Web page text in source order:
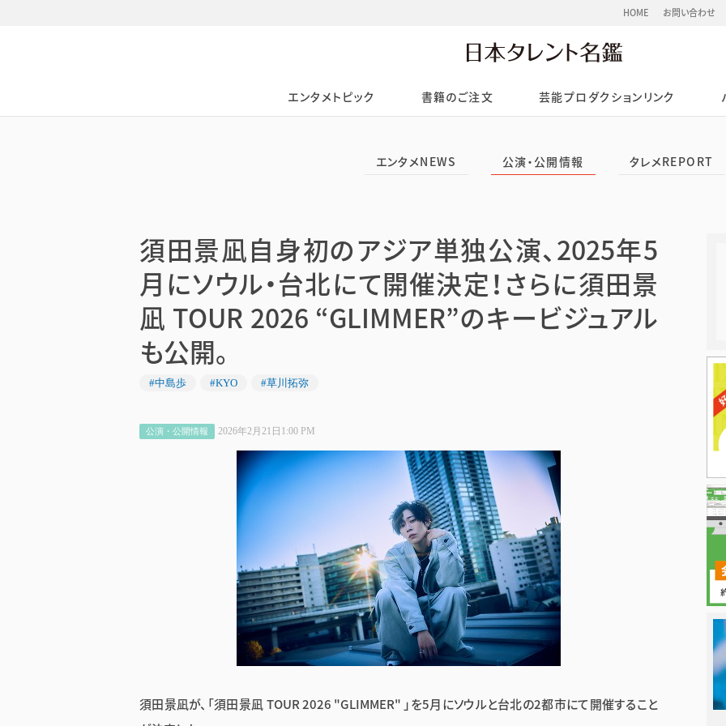
HOME お問い合わせ
エンタメトピック 書籍のご注文 芸能プロダクションリンク
エンタメNEWS 公演・公開情報 タレメREPORT
須田景凪自身初のアジア単独公演、2025年5
月にソウル・台北にて開催決定！さらに須田景
凪 TOUR 2026 “GLIMMER”のキービジュアル
も公開。
#中島歩 #KYO #草川拓弥
公演・公開情報 2026年2月21日1:00 PM
須田景凪が、「須田景凪 TOUR 2026 "GLIMMER" 」を5月にソウルと台北の2都市にて開催すること
日本タレント